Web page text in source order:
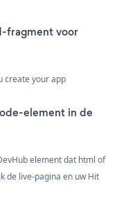
fragment voor
create your app
element in de
element dat html of
de live-pagina en uw Hit